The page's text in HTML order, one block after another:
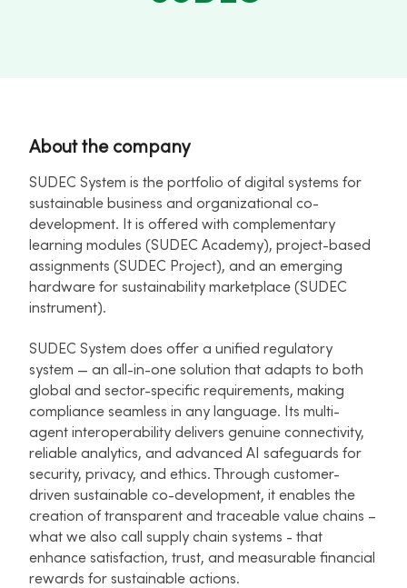
About the company
SUDEC System is the portfolio of digital systems for
sustainable business and organizational co-
development. It is offered with complementary
learning modules (SUDEC Academy), project-based
assignments (SUDEC Project), and an emerging
hardware for sustainability marketplace (SUDEC
instrument).
SUDEC System does offer a unified regulatory
system — an all-in-one solution that adapts to both
global and sector-specific requirements, making
compliance seamless in any language. Its multi-
agent interoperability delivers genuine connectivity,
reliable analytics, and advanced AI safeguards for
security, privacy, and ethics. Through customer-
driven sustainable co-development, it enables the
creation of transparent and traceable value chains –
what we also call supply chain systems - that
enhance satisfaction, trust, and measurable financial
rewards for sustainable actions.